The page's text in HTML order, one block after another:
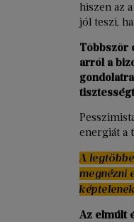
hiszen az
jól teszi,
Többször
arról a
energiát a
A
megnézni
Az elmúlt